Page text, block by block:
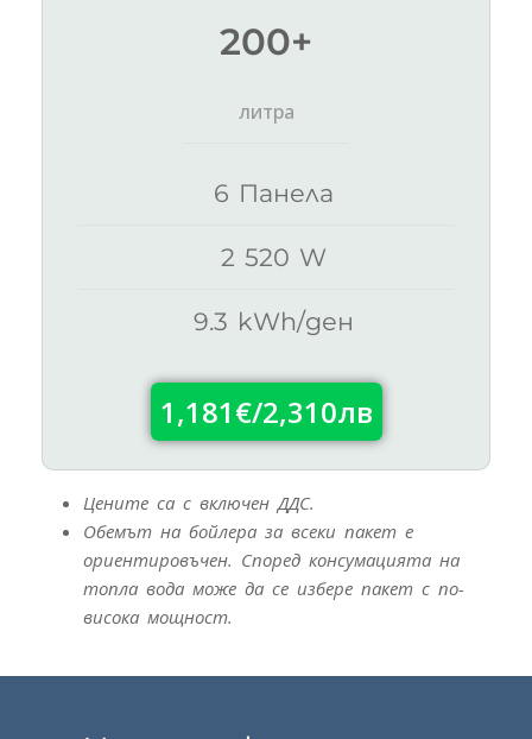
200+
литра
6 Панела
2 520 W
9.3 kWh/ден
1,181€/2,310лв
Цените са с включен ДДС.
Обемът на бойлера за всеки пакет е
ориентировъчен. Според консумацията на
топла вода може да се избере пакет с по-
висока мощност.